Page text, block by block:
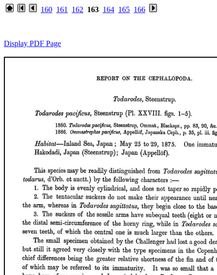
160 161 162 163 164 165 166
Display PDF Page